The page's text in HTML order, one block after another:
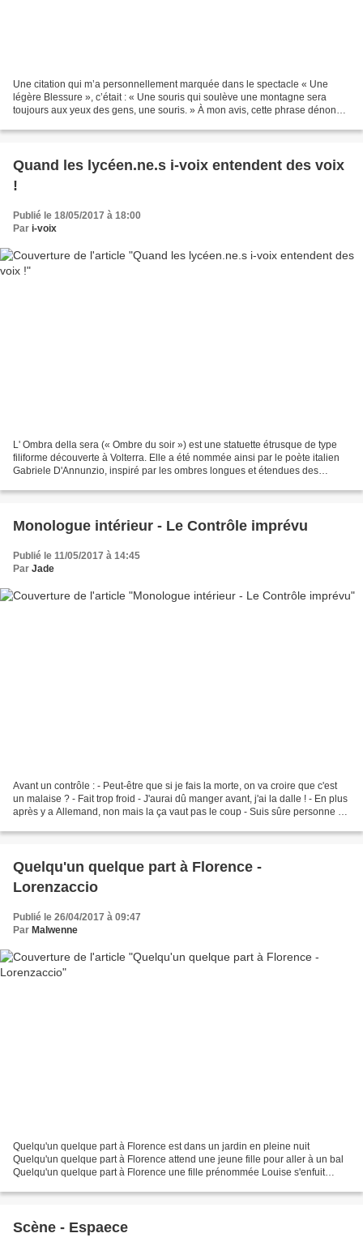
Une citation qui m’a personnellement marquée dans le spectacle « Une
légère Blessure », c’était : « Une souris qui soulève une montagne sera
toujours aux yeux des gens, une souris. » À mon avis, cette phrase dénonce
Quand les lycéen.ne.s i-voix entendent des voix
!
Publié le 18/05/2017 à 18:00
Par i-voix
L' Ombra della sera (« Ombre du soir ») est une statuette étrusque de type
filiforme découverte à Volterra. Elle a été nommée ainsi par le poète italien
Gabriele D'Annunzio, inspiré par les ombres longues et étendues des
Monologue intérieur - Le Contrôle imprévu
Publié le 11/05/2017 à 14:45
Par Jade
Avant un contrôle : - Peut-être que si je fais la morte, on va croire que c'est
un malaise ? - Fait trop froid - J'aurai dû manger avant, j'ai la dalle ! - En plus
après y a Allemand, non mais la ça vaut pas le coup - Suis sûre personne a
Quelqu'un quelque part à Florence -
Lorenzaccio
Publié le 26/04/2017 à 09:47
Par Malwenne
Quelqu'un quelque part à Florence est dans un jardin en pleine nuit
Quelqu'un quelque part à Florence attend une jeune fille pour aller à un bal
Quelqu'un quelque part à Florence une fille prénommée Louise s'enfuit
Scène - Espaece